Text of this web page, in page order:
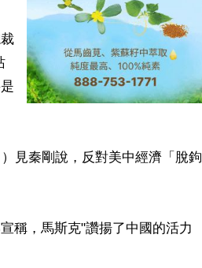
見秦剛說，反對美中經濟「脫鉤
稱，馬斯克"讚揚了中國的活力